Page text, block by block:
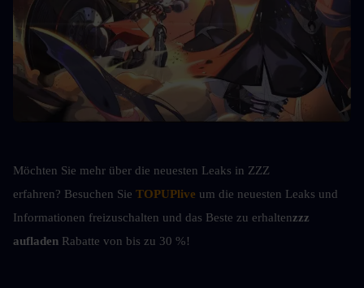
Möchten Sie mehr über die neuesten Leaks in ZZZ
erfahren? Besuchen Sie TOPUPlive um die neuesten Leaks und
Informationen freizuschalten und das Beste zu erhaltenzzz
aufladen Rabatte von bis zu 30 %!